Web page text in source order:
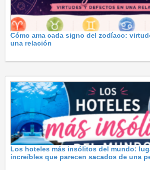
Cómo ama cada signo del zodíaco:
una relación
Los hoteles más insólitos del mundo:
increíbles que parecen sacados de una